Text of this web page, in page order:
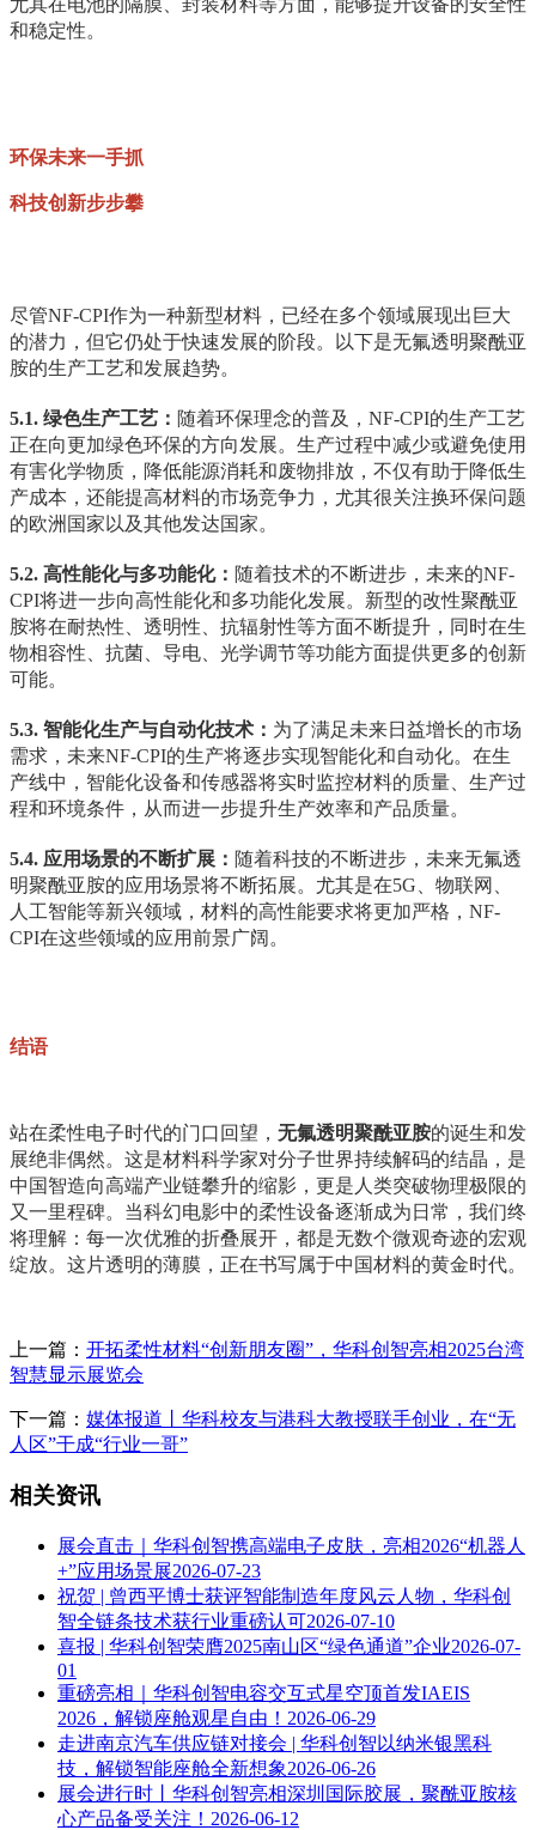
尤其在电池的隔膜、封装材料等方面，能够提升设备的安全性
和稳定性。
环保未来一手抓
科技创新步步攀
尽管NF-CPI作为一种新型材料，已经在多个领域展现出巨大
的潜力，但它仍处于快速发展的阶段。以下是无氟透明聚酰亚
胺的生产工艺和发展趋势。
5.1. 绿色生产工艺： 随着环保理念的普及，NF-CPI的生产工艺
正在向更加绿色环保的方向发展。生产过程中减少或避免使用
有害化学物质，降低能源消耗和废物排放，不仅有助于降低生
产成本，还能提高材料的市场竞争力，尤其很关注换环保问题
的欧洲国家以及其他发达国家。
5.2. 高性能化与多功能化： 随着技术的不断进步，未来的NF-
CPI将进一步向高性能化和多功能化发展。新型的改性聚酰亚
胺将在耐热性、透明性、抗辐射性等方面不断提升，同时在生
物相容性、抗菌、导电、光学调节等功能方面提供更多的创新
可能。
5.3. 智能化生产与自动化技术： 为了满足未来日益增长的市场
需求，未来NF-CPI的生产将逐步实现智能化和自动化。在生
产线中，智能化设备和传感器将实时监控材料的质量、生产过
程和环境条件，从而进一步提升生产效率和产品质量。
5.4. 应用场景的不断扩展： 随着科技的不断进步，未来无氟透
明聚酰亚胺的应用场景将不断拓展。尤其是在5G、物联网、
人工智能等新兴领域，材料的高性能要求将更加严格，NF-
CPI在这些领域的应用前景广阔。
结语
站在柔性电子时代的门口回望， 无氟透明聚酰亚胺的诞生和发
展绝非偶然。这是材料科学家对分子世界持续解码的结晶，是
中国智造向高端产业链攀升的缩影，更是人类突破物理极限的
又一里程碑。当科幻电影中的柔性设备逐渐成为日常，我们终
将理解：每一次优雅的折叠展开，都是无数个微观奇迹的宏观
绽放。这片透明的薄膜，正在书写属于中国材料的黄金时代。
上一篇： 开拓柔性材料“创新朋友圈”，华科创智亮相2025台湾
智慧显示展览会
下一篇： 媒体报道丨华科校友与港科大教授联手创业，在“无
人区”干成“行业一哥”
相关资讯
展会直击｜华科创智携高端电子皮肤，亮相2026“机器人
+”应用场景展2026-07-23
祝贺 | 曾西平博士获评智能制造年度风云人物，华科创
智全链条技术获行业重磅认可2026-07-10
喜报 | 华科创智荣膺2025南山区“绿色通道”企业2026-07-
01
重磅亮相｜华科创智电容交互式星空顶首发IAEIS
2026，解锁座舱观星自由！ 2026-06-29
走进南京汽车供应链对接会 | 华科创智以纳米银黑科
技，解锁智能座舱全新想象2026-06-26
展会进行时丨华科创智亮相深圳国际胶展，聚酰亚胺核
心产品备受关注！ 2026-06-12